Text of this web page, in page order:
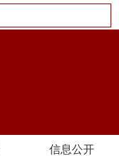
信息公开